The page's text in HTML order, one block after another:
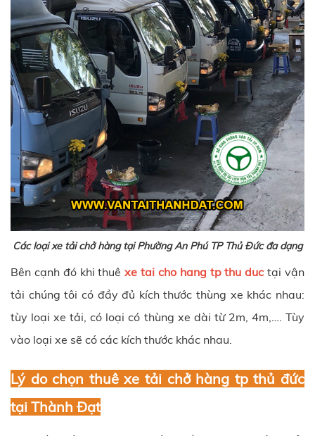
Các loại xe tải chở hàng tại Phường An Phú TP Thủ Đức đa dạng
Bên cạnh đó khi thuêxe tai cho hang tp thu duc tại vận
tải chúng tôi có đầy đủ kích thước thùng xe khác nhau:
tùy loại xe tải, có loại có thùng xe dài từ 2m, 4m,…. Tùy
vào loại xe sẽ có các kích thước khác nhau.
Lý do chọn thuê xe tải chở hàng tp thủ đức
tại Thành Đạt